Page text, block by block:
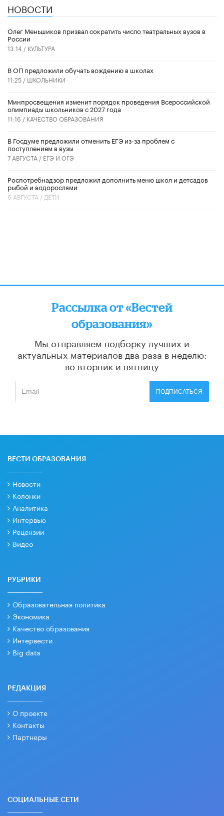
НОВОСТИ
Олег Меньшиков призвал сократить число театральных вузов в
России
13:14 / КУЛЬТУРА
В ОП предложили обучать вождению в школах
11:25 / ШКОЛЬНИКИ
Минпросвещения изменит порядок проведения Всероссийской
олимпиады школьников с 2027 года
11:16 / КАЧЕСТВО ОБРАЗОВАНИЯ
В Госдуме предложили отменить ЕГЭ из-за проблем с
поступлением в вузы
7 АВГУСТА / ЕГЭ И ОГЭ
Роспотребнадзор предложил дополнить меню школ и детсадов
рыбой и водорослями
6 АВГУСТА / ДЕТИ
Рассылка от «Вестей
образования»
Мы отправляем подборку лучших и
актуальных материалов два раза в неделю:
во вторник и пятницу
ПОДПИСАТЬСЯ
ВЕСТИ ОБРАЗОВАНИЯ
Новости
Колонки
Аналитика
Интервью
Рецензии
Видео
РУБРИКИ
Образовательная политика
Экономика
Качество образования
Интервести
Big data
РЕДАКЦИЯ
О проекте
Контакты
Партнеры
СОЦИАЛЬНЫЕ СЕТИ